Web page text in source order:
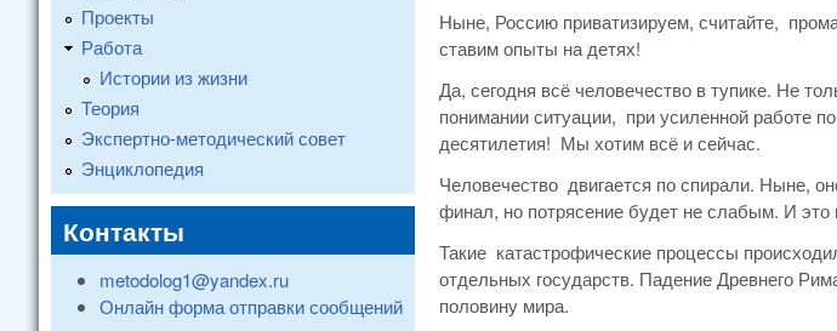
Ныне, Россию приватизируем, считайте,
ставим опыты на детях!
Да, сегодня всё человечество в тупике. Не
понимании ситуации, при усиленной работе
десятилетия! Мы хотим всё и сейчас.
Человечество двигается по спирали. Ныне,
финал, но потрясение будет не слабым. И это
Такие катастрофические процессы
отдельных государств. Падение Древнего
половину мира.
Проекты
Работа
Истории из жизни
Теория
Экспертно-методический совет
Энциклопедия
Контакты
metodolog1@yandex.ru
Онлайн форма отправки сообщений